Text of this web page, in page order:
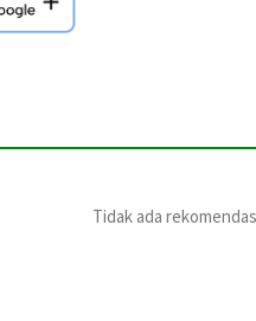
Tidak ada